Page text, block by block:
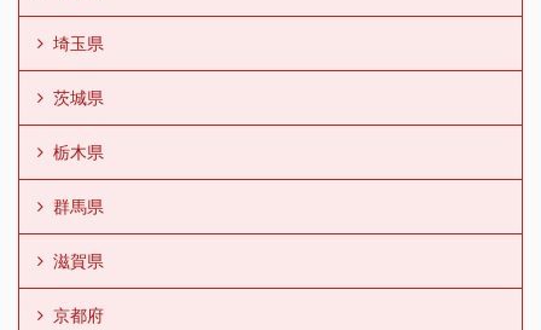
埼玉県
茨城県
栃木県
群馬県
滋賀県
京都府